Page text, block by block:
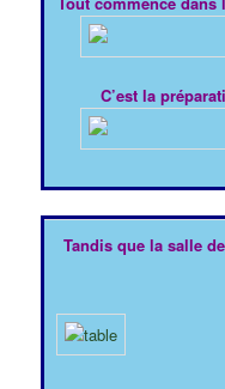
C’est la
Tandis que la salle